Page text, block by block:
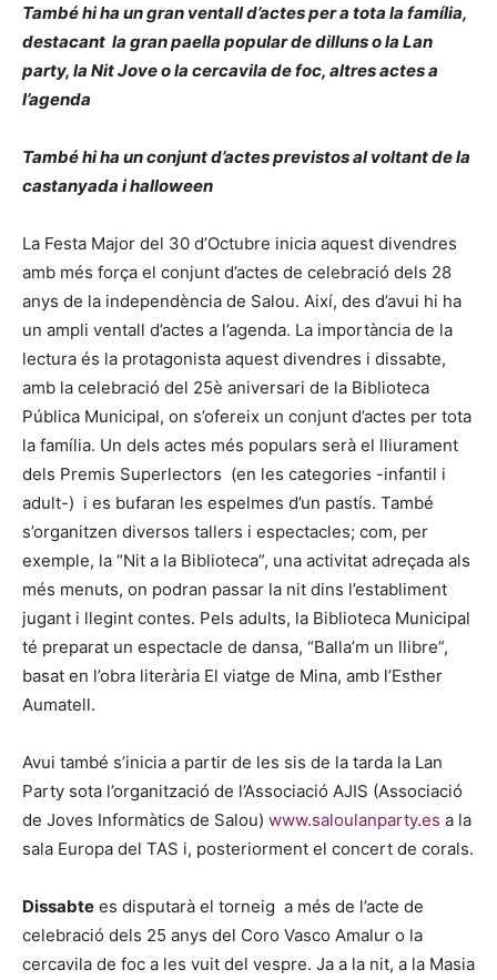
També hi ha un gran ventall d’actes per a tota la família,
destacant la gran paella popular de dilluns o la Lan
party, la Nit Jove o la cercavila de foc, altres actes a
l’agenda
També hi ha un conjunt d’actes previstos al voltant de la
castanyada i halloween
La Festa Major del 30 d’Octubre inicia aquest divendres
amb més força el conjunt d’actes de celebració dels 28
anys de la independència de Salou. Així, des d’avui hi ha
un ampli ventall d’actes a l’agenda. La importància de la
lectura és la protagonista aquest divendres i dissabte,
amb la celebració del 25è aniversari de la Biblioteca
Pública Municipal, on s’ofereix un conjunt d’actes per tota
la família. Un dels actes més populars serà el lliurament
dels Premis Superlectors (en les categories -infantil i
adult-) i es bufaran les espelmes d’un pastís. També
s’organitzen diversos tallers i espectacles; com, per
exemple, la “Nit a la Biblioteca”, una activitat adreçada als
més menuts, on podran passar la nit dins l’establiment
jugant i llegint contes. Pels adults, la Biblioteca Municipal
té preparat un espectacle de dansa, “Balla’m un llibre”,
basat en l’obra literària El viatge de Mina, amb l’Esther
Aumatell.
Avui també s’inicia a partir de les sis de la tarda la Lan
Party sota l’organització de l’Associació AJIS (Associació
de Joves Informàtics de Salou) www.saloulanparty.es a la
sala Europa del TAS i, posteriorment el concert de corals.
Dissabte es disputarà el torneig a més de l’acte de
celebració dels 25 anys del Coro Vasco Amalur o la
cercavila de foc a les vuit del vespre. Ja a la nit, a la Masia